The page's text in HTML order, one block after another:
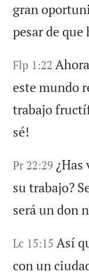
gran
pesar de
Flp 1:22
este mundo
trabajo
sé!
Pr 22:29
su trabajo?
será un don
Lc 15:15 Así
con un